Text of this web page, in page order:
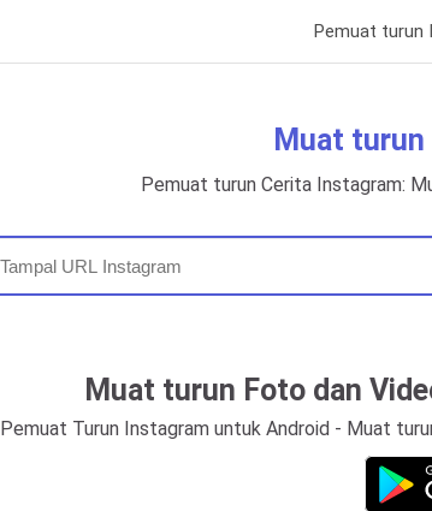
Pemuat turun
Muat
Pemuat turun Cerita Instagram:
Muat turun Foto dan
Pemuat Turun Instagram untuk Android - Muat